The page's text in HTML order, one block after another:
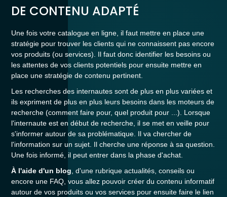
DE CONTENU ADAPTÉ
Une fois votre catalogue en ligne, il faut mettre en place une
stratégie pour trouver les clients qui ne connaissent pas encore
vos produits (ou services). Il faut donc identifier les besoins ou
les attentes de vos clients potentiels pour ensuite mettre en
place une stratégie de contenu pertinent.
Les recherches des internautes sont de plus en plus variées et
ils expriment de plus en plus leurs besoins dans les moteurs de
recherche (comment faire pour, quel produit pour ...). Lorsque
l'internaute est en début de recherche, il se met en veille pour
s'informer autour de sa problématique. Il va chercher de
l'information sur un sujet. Il cherche une réponse à sa question.
Une fois informé, il peut entrer dans la phase d'achat.
À l'aide d'un blog , d'une rubrique actualités, conseils ou
encore une FAQ, vous allez pouvoir créer du contenu informatif
autour de vos produits ou vos services pour ensuite faire le lien